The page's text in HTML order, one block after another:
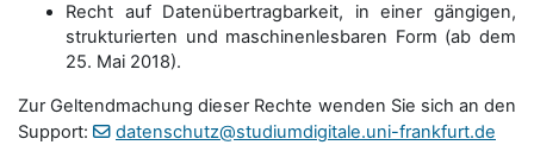
Recht auf Datenübertragbarkeit, in einer gängigen,
strukturierten und maschinenlesbaren Form (ab dem
25. Mai 2018).
Zur Geltendmachung dieser Rechte wenden Sie sich an den
Support:
datenschutz@studiumdigitale.uni-frankfurt.de